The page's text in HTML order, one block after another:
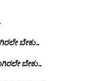
ಬೇಕು…
ಬೇಕು…